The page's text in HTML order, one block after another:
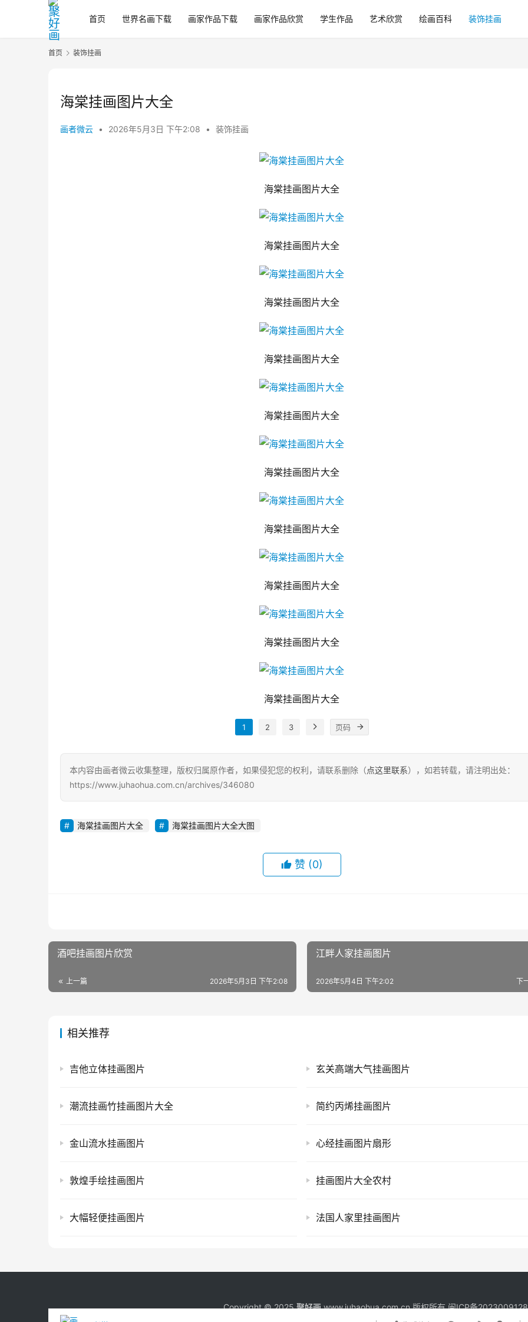
首页 世界名画下载 画家作品下载 画家作品欣赏 学生作品 艺术欣赏 绘画百科 装饰挂画
首页 装饰挂画
海棠挂画图片大全
画者微云 • 2026年5月3日 下午2:08 • 装饰挂画
海棠挂画图片大全
海棠挂画图片大全
海棠挂画图片大全
海棠挂画图片大全
海棠挂画图片大全
海棠挂画图片大全
海棠挂画图片大全
海棠挂画图片大全
海棠挂画图片大全
海棠挂画图片大全
1 2 3
本内容由画者微云收集整理，版权归属原作者，如果侵犯您的权利，请联系删除（点这里联系），如若转载，请注明出处：
https://www.juhaohua.com.cn/archives/346080
海棠挂画图片大全 海棠挂画图片大全大图
赞 (0)
酒吧挂画图片欣赏
上一篇 2026年5月3日 下午2:08
江畔人家挂画图片
下
2026年5月4日 下午2:02
相关推荐
吉他立体挂画图片 玄关高端大气挂画图片
潮流挂画竹挂画图片大全 简约丙烯挂画图片
金山流水挂画图片 心经挂画图片扇形
敦煌手绘挂画图片 挂画图片大全农村
大幅轻便挂画图片 法国人家里挂画图片
Copyright © 2025聚好画www.juhaohua.com.cn 版权所有闽ICP备